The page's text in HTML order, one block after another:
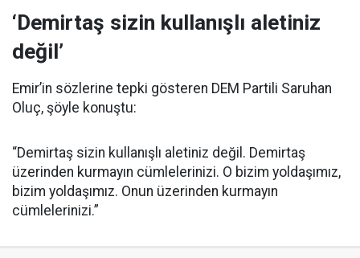
‘Demirtaş sizin kullanışlı aletiniz
değil’
Emir’in sözlerine tepki gösteren DEM Partili Saruhan
Oluç, şöyle konuştu:
“Demirtaş sizin kullanışlı aletiniz değil. Demirtaş
üzerinden kurmayın cümlelerinizi. O bizim yoldaşımız,
bizim yoldaşımız. Onun üzerinden kurmayın
cümlelerinizi.”